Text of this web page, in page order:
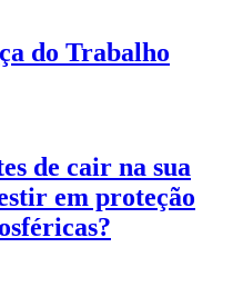
do Trabalho
de cair na sua
em proteção